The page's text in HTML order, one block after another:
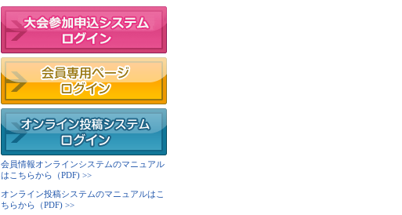
会員情報オンラインシステムのマニュアル
はこちらから（PDF) >>
オンライン投稿システムのマニュアルはこ
ちらから（PDF) >>